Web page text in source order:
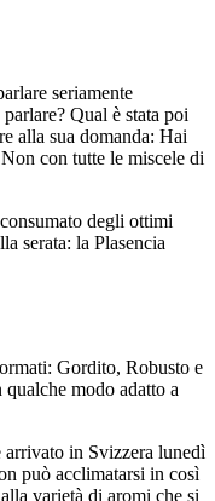
seriamente
Qual è stata poi
alla sua domanda: Hai
con tutte le miscele di
degli ottimi
serata: la Plasencia
Gordito, Robusto e
modo adatto a
arrivato in Svizzera lunedì
può acclimatarsi in così
varietà di aromi che si